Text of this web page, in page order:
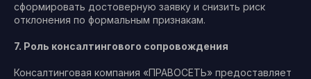
сформировать достоверную заявку и снизить риск
отклонения по формальным признакам.
7. Роль консалтингового сопровождения
Консалтинговая компания «ПРАВОСЕТЬ» предоставляет